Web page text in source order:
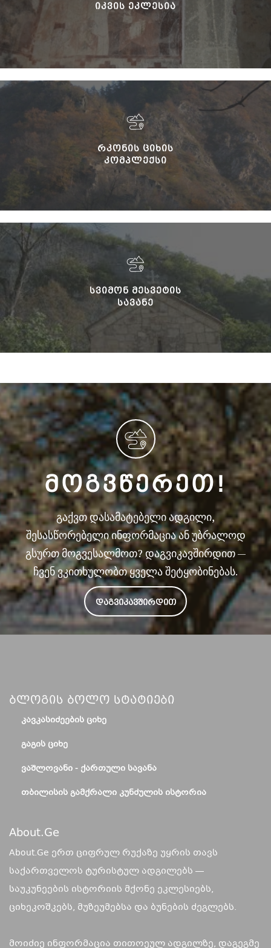
ᲘᲙᲕᲘᲡ ᲔᲙᲚᲔᲡᲘᲐ
ᲠᲙᲝᲜᲘᲡ ᲪᲘᲮᲘᲡ
ᲙᲝᲛᲞᲚᲔᲥᲡᲘ
ᲡᲕᲘᲛᲝᲜ ᲛᲔᲡᲕᲔᲢᲘᲡ
ᲡᲐᲕᲐᲜᲔ
ᲛᲝᲒᲕᲬᲔᲠᲔᲗ!
გაქვთ დასამატებელი ადგილი,
შესასწორებელი ინფორმაცია ან უბრალოდ
გსურთ მოგვესალმოთ? დაგვიკავშირდით —
ჩვენ ვკითხულობთ ყველა შეტყობინებას.
ᲓᲐᲒᲕᲘᲙᲐᲕᲨᲘᲠᲓᲘᲗ
Ბლოგის Ბოლო Სტატიები
ᲙᲐᲕᲙᲐᲡᲘᲫᲔᲔᲑᲘᲡ ᲪᲘᲮᲔ
ᲒᲐᲒᲘᲡ ᲪᲘᲮᲔ
ᲕᲐᲨᲚᲝᲕᲐᲜᲘ - ᲥᲐᲠᲗᲣᲚᲘ ᲡᲐᲕᲐᲜᲐ
ᲗᲑᲘᲚᲘᲡᲘᲡ ᲒᲐᲛᲥᲠᲐᲚᲘ ᲙᲣᲜᲫᲣᲚᲘᲡ ᲘᲡᲢᲝᲠᲘᲐ
About.ge
About.Ge ერთ ციფრულ რუქაზე უყრის თავს
საქართველოს ტურისტულ ადგილებს —
საუკუნეების ისტორიის მქონე ეკლესიებს,
ციხეკოშკებს, მუზეუმებსა და ბუნების ძეგლებს.
მოიძიე ინფორმაცია თითოეულ ადგილზე, დაგეგმე